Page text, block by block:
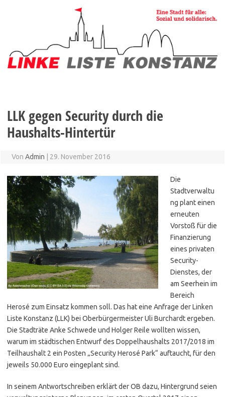
LLK gegen Security durch die
Haushalts-Hintertür
Von Admin 29. November 2016
Die
Stadtverwaltu
ng plant einen
erneuten
Vorstoß für die
Finanzierung
eines privaten
Security-
Dienstes, der
am Seerhein im
Bereich
Herosé zum Einsatz kommen soll. Das hat eine Anfrage der Linken
Liste Konstanz (LLK) bei Oberbürgermeister Uli Burchardt ergeben.
Die Stadträte Anke Schwede und Holger Reile wollten wissen,
warum im städtischen Entwurf des Doppelhaushalts 2017/2018 im
Teilhaushalt 2 ein Posten „Security Herosé Park“ auftaucht, für den
jeweils 50.000 Euro eingeplant sind.
In seinem Antwortschreiben erklärt der OB dazu, Hintergrund seien